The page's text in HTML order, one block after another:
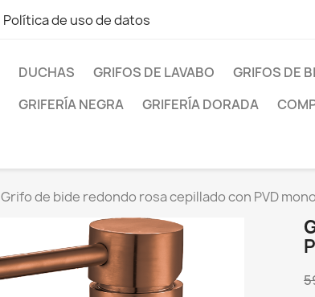
Política de uso de datos
DUCHAS GRIFOS DE LAVABO GRIFOS DE
GRIFERÍA NEGRA
GRIFERÍA DORADA
Grifo de bide redondo rosa cepillado con PVD